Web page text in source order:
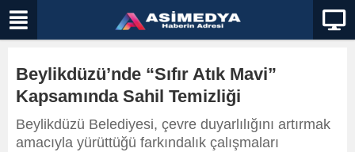
Beylikdüzü’nde “Sıfır Atık Mavi”
Kapsamında Sahil Temizliği
Beylikdüzü Belediyesi, çevre duyarlılığını artırmak
amacıyla yürüttüğü farkındalık çalışmaları